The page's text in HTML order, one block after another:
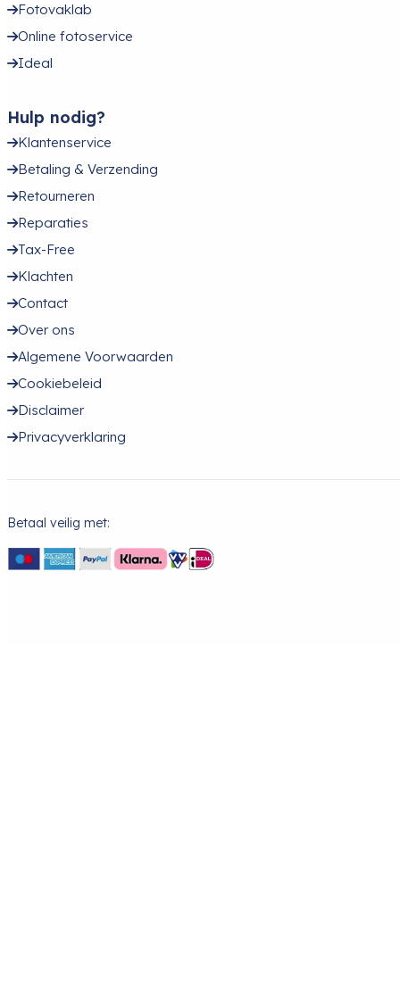
Fotovaklab
Online fotoservice
Ideal
Hulp nodig?
Klantenservice
Betaling & Verzending
Retourneren
Reparaties
Tax-Free
Klachten
Contact
Over ons
Algemene Voorwaarden
Cookiebeleid
Disclaimer
Privacyverklaring
Betaal veilig met: